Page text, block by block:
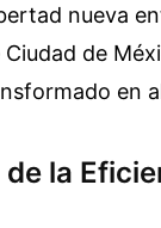
nueva
de
en
de la